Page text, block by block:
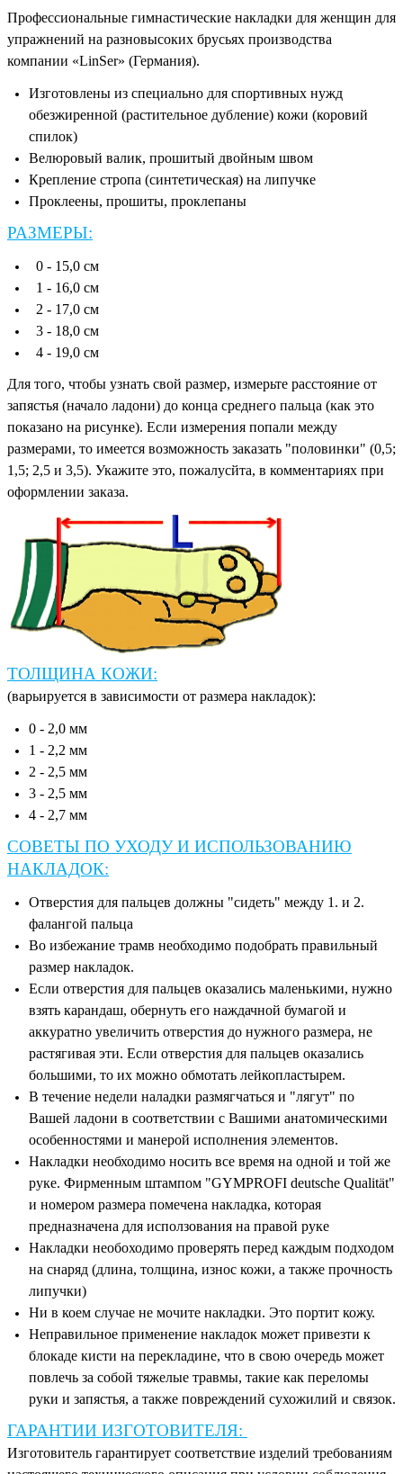
Профессиональные гимнастические накладки для женщин для
упражнений на разновысоких брусьях производства
компании «LinSer» (Германия).
Изготовлены из специально для спортивных нужд
обезжиренной (растительное дубление) кожи (коровий
спилок)
Велюровый валик, прошитый двойным швом
Крепление стропа (синтетическая) на липучке
Проклеены, прошиты, проклепаны
РАЗМЕРЫ:
0 - 15,0 см
1 - 16,0 см
2 - 17,0 см
3 - 18,0 см
4 - 19,0 см
Для того, чтобы узнать свой размер, измерьте расстояние от
запястья (начало ладони) до конца среднего пальца (как это
показано на рисунке). Если измерения попали между
размерами, то имеется возможность заказать "половинки" (0,5;
1,5; 2,5 и 3,5). Укажите это, пожалусйта, в комментариях при
оформлении заказа.
ТОЛЩИНА КОЖИ:
(варьируется в зависимости от размера накладок):
0 - 2,0 мм
1 - 2,2 мм
2 - 2,5 мм
3 - 2,5 мм
4 - 2,7 мм
СОВЕТЫ ПО УХОДУ И ИСПОЛЬЗОВАНИЮ
НАКЛАДОК:
Отверстия для пальцев должны "сидеть" между 1. и 2.
фалангой пальца
Во избежание трамв необходимо подобрать правильный
размер накладок.
Если отверстия для пальцев оказались маленькими, нужно
взять карандаш, обернуть его наждачной бумагой и
аккуратно увеличить отверстия до нужного размера, не
растягивая эти. Если отверстия для пальцев оказались
большими, то их можно обмотать лейкопластырем.
В течение недели наладки размягчаться и "лягут" по
Вашей ладони в соответствии с Вашими анатомическими
особенностями и манерой исполнения элементов.
Накладки необходимо носить все время на одной и той же
руке. Фирменным штампом "GYMPROFI deutsche Qualität"
и номером размера помечена накладка, которая
предназначена для исползования на правой руке
Накладки необоходимо проверять перед каждым подходом
на снаряд (длина, толщина, износ кожи, а также прочность
липучки)
Ни в коем случае не мочите накладки. Это портит кожу.
Неправильное применение накладок может привезти к
блокаде кисти на перекладине, что в свою очередь может
повлечь за собой тяжелые травмы, такие как переломы
руки и запястья, а также повреждений сухожилий и связок.
ГАРАНТИИ ИЗГОТОВИТЕЛЯ:
Изготовитель гарантирует соответствие изделий требованиям